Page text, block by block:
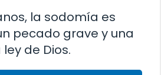
la sodomía es
pecado grave y una
de Dios.